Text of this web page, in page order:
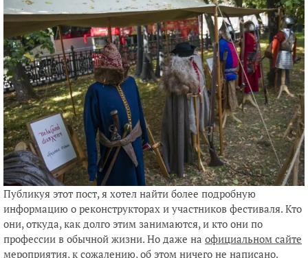
Публикуя этот пост, я хотел найти более подробную
информацию о реконструкторах и участников фестиваля. Кто
они, откуда, как долго этим занимаются, и кто они по
профессии в обычной жизни. Но даже на официальном сайте
мероприятия, к сожалению, об этом ничего не написано.